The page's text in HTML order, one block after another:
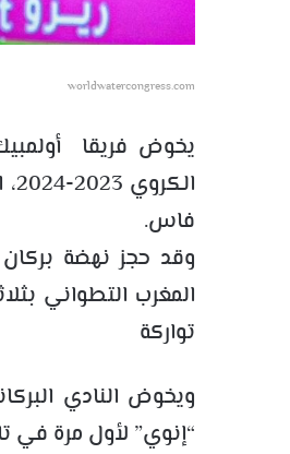
worldwatercongress.com
يخوض فريقا
فاس.
وقد حجز نهضة
المغرب التطواني
ويخوض النادي
“إنوي” لأول مرة في